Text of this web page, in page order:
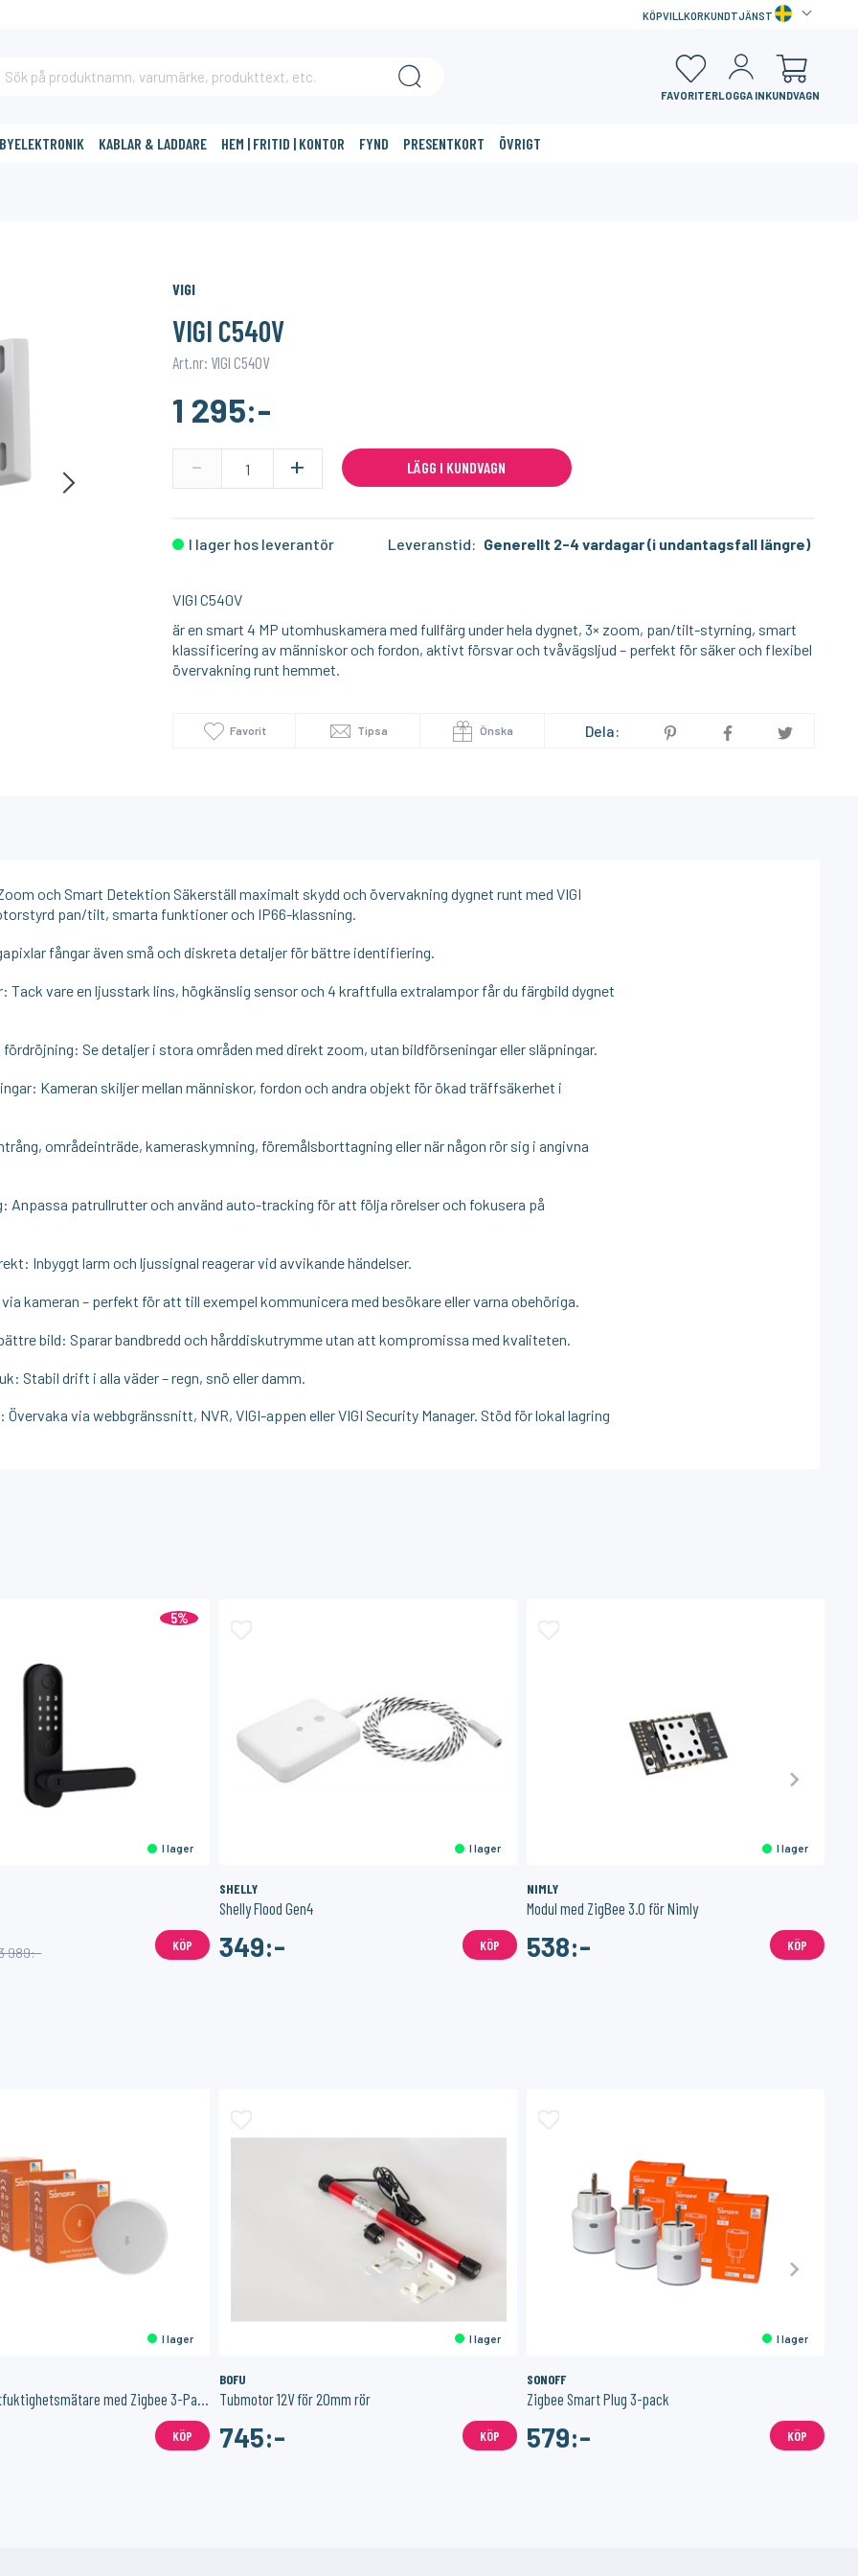
KÖPVILLKORKUNDTJÄNST
FAVORITERLOGGA INKUNDVAGN
KABLAR & LADDARE HEM | FRITID | KONTOR FYND PRESENTKORT ÖVRIGT
I lager
189:-
VIGI
VIGI C540V
Art.nr: VIGI C540V
1 295:-
- + LÄGG I KUNDVAGN
I lager hos leverantör Leveranstid: Generellt 2-4 vardagar (i undantagsfall längre)
VIGI C540V
är en smart 4 MP utomhuskamera med fullfärg under hela dygnet, 3× zoom, pan/tilt-styrning, smart
klassificering av människor och fordon, aktivt försvar och tvåvägsljud – perfekt för säker och flexibel
övervakning runt hemmet.
Favorit Tipsa Önska Dela:
och Smart Detektion Säkerställ maximalt skydd och övervakning dygnet runt med VIGI
pan/tilt, smarta funktioner och IP66-klassning.
fångar även små och diskreta detaljer för bättre identifiering.
vare en ljusstark lins, högkänslig sensor och 4 kraftfulla extralampor får du färgbild dygnet
Se detaljer i stora områden med direkt zoom, utan bildförseningar eller släpningar.
Kameran skiljer mellan människor, fordon och andra objekt för ökad träffsäkerhet i
områdeinträde, kameraskymning, föremålsborttagning eller när någon rör sig i angivna
patrullrutter och använd auto-tracking för att följa rörelser och fokusera på
Inbyggt larm och ljussignal reagerar vid avvikande händelser.
kameran – perfekt för att till exempel kommunicera med besökare eller varna obehöriga.
bild: Sparar bandbredd och hårddiskutrymme utan att kompromissa med kvaliteten.
Stabil drift i alla väder – regn, snö eller damm.
via webbgränssnitt, NVR, VIGI-appen eller VIGI Security Manager. Stöd för lokal lagring
5%
I lager
989:- KÖP
I lager
SHELLY
Shelly Flood Gen4
349:- KÖP
I lager
NIMLY
Modul med ZigBee 3.0 för Nimly
538:- KÖP
I lager
KÖP
I lager
BOFU
Tubmotor 12V för 20mm rör
745:- KÖP
I lager
SONOFF
Zigbee Smart Plug 3-pack
579:- KÖP